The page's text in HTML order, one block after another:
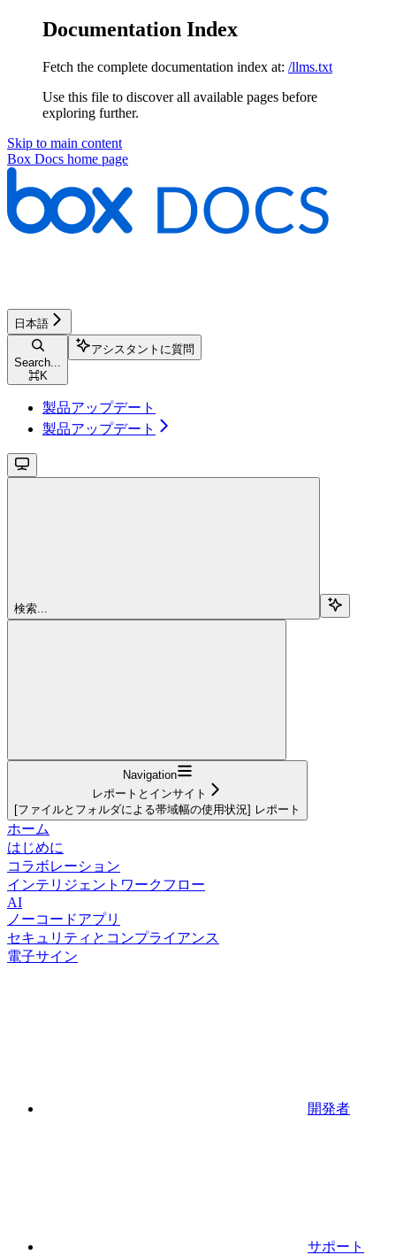
Documentation Index
Fetch the complete documentation index at: /llms.txt
Use this file to discover all available pages before
exploring further.
Skip to main content
Box Docs home page
日本語
Search...
⌘K
アシスタントに質問
製品アップデート
製品アップデート
検索...
Navigation
レポートとインサイト
[ファイルとフォルダによる帯域幅の使用状況] レポート
ホーム
はじめに
コラボレーション
インテリジェントワークフロー
AI
ノーコードアプリ
セキュリティとコンプライアンス
電子サイン
開発者
サポート